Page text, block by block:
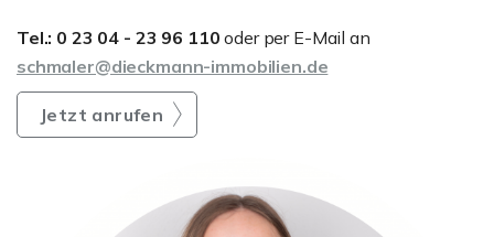
Tel.: 0 23 04 - 23 96 110oder per E-Mail an
schmaler@dieckmann-immobilien.de
Jetzt anrufen